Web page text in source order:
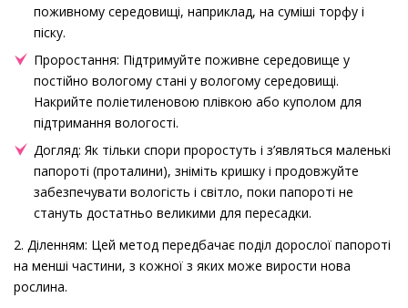
поживному середовищі, наприклад, на суміші торфу і
піску.
Проростання: Підтримуйте поживне середовище у
постійно вологому стані у вологому середовищі.
Накрийте поліетиленовою плівкою або куполом для
підтримання вологості.
Догляд: Як тільки спори проростуть і з’являться маленькі
папороті (проталини), зніміть кришку і продовжуйте
забезпечувати вологість і світло, поки папороті не
стануть достатньо великими для пересадки.
2. Діленням: Цей метод передбачає поділ дорослої папороті
на менші частини, з кожної з яких може вирости нова
рослина.